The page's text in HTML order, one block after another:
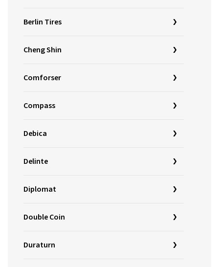
Berlin Tires
Cheng Shin
Comforser
Compass
Debica
Delinte
Diplomat
Double Coin
Duraturn